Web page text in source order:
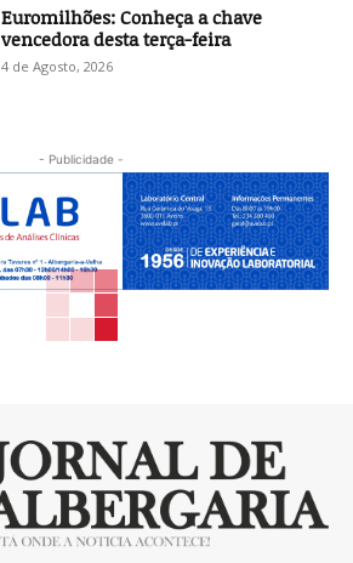
Euromilhões: Conheça a chave
vencedora desta terça-feira
4 de Agosto, 2026
- Publicidade -